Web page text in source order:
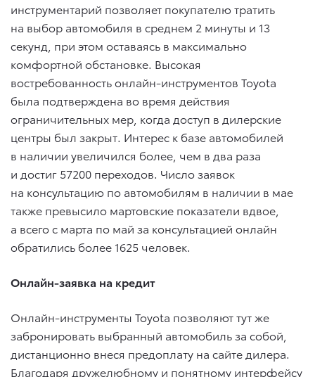
инструментарий позволяет покупателю тратить
на выбор автомобиля в среднем 2 минуты и 13
секунд, при этом оставаясь в максимально
комфортной обстановке. Высокая
востребованность онлайн-инструментов Toyota
была подтверждена во время действия
ограничительных мер, когда доступ в дилерские
центры был закрыт. Интерес к базе автомобилей
в наличии увеличился более, чем в два раза
и достиг 57200 переходов. Число заявок
на консультацию по автомобилям в наличии в мае
также превысило мартовские показатели вдвое,
а всего с марта по май за консультацией онлайн
обратились более 1625 человек.
Онлайн-заявка на кредит
Онлайн-инструменты Toyota позволяют тут же
забронировать выбранный автомобиль за собой,
дистанционно внеся предоплату на сайте дилера.
Благодаря дружелюбному и понятному интерфейсу